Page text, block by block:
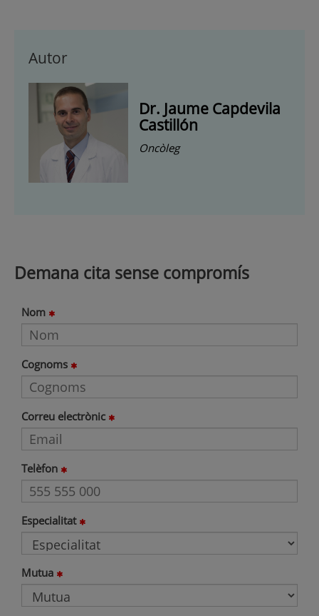
Autor
Dr. Jaume Capdevila
Castillón
Oncòleg
Demana cita sense compromís
Nom
Cognoms
Correu electrònic
Telèfon
Especialitat
Mutua